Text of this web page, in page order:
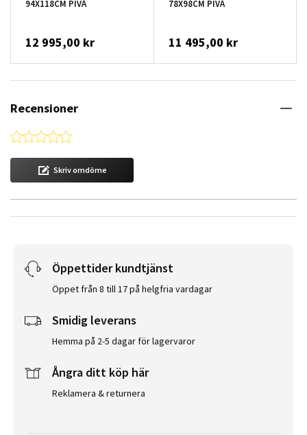
94X118CM PIVÅ
12 995,00 kr
78X98CM PIVÅ
11 495,00 kr
Recensioner
0.0 star rating
Skriv omdöme
Öppettider kundtjänst
Öppet från 8 till 17 på helgfria vardagar
Smidig leverans
Hemma på 2-5 dagar för lagervaror
Ångra ditt köp här
Reklamera & returnera